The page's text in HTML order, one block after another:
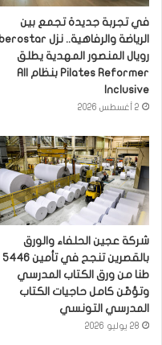
في تجربة جديدة تجمع بين
رويال المنصور المهدية يطلق
Pilates Reformer بنظام All
Inclusive
2 أغسطس 2026
شركة عجين الحلفاء والورق
بالقصرين تنجح في تأمين 5446
طنا من ورق الكتاب المدرسي
وتؤمّن كامل حاجيات الكتاب
المدرسي التونسي
28 يوليو 2026